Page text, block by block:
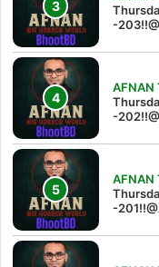
-
AFNAN
-
AFNAN
-